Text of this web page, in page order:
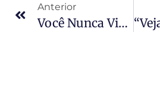
Anterior
Você Nunca Viu O VERDADEIRO Resident Evil: As Versões Secretas Que Cada País Escondeu De Você